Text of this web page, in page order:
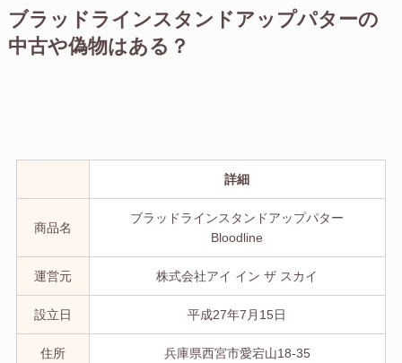
ブラッドラインスタンドアップパターの
中古や偽物はある？
詳細
商品名
ブラッドラインスタンドアップパター
Bloodline
運営元 株式会社アイ イン ザ スカイ
設立日 平成27年7月15日
住所 兵庫県西宮市愛宕山18-35